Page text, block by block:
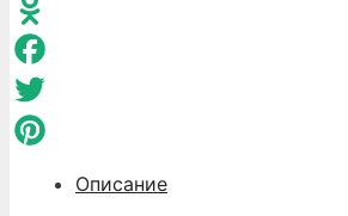
WhatsApp
Odnoklassniki
Facebook
Twitter
Pinterest
Описание